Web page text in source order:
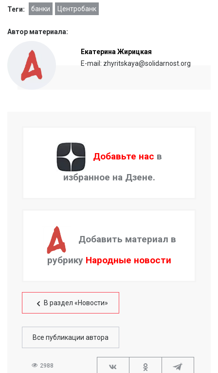
Теги: банки Центробанк
Автор материала:
Екатерина Жирицкая
E-mail: zhyritskaya@solidarnost.org
Добавьте нас в
избранное на Дзене.
Добавить материал в
рубрику Народные новости
В раздел «Новости»
Все публикации автора
2988